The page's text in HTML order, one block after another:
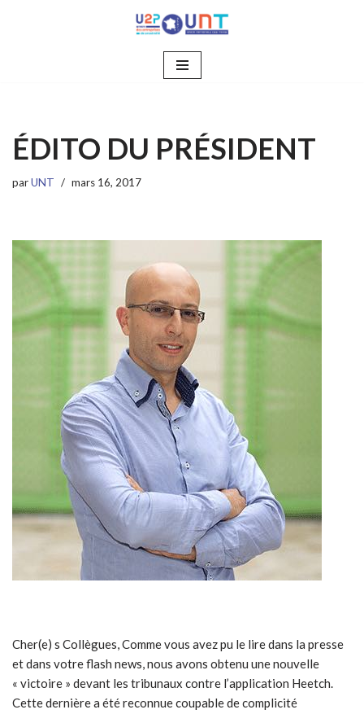
ÉDITO DU PRÉSIDENT
parUNT mars 16, 2017
Cher(e) s Collègues, Comme vous avez pu le lire dans la presse
et dans votre flash news, nous avons obtenu une nouvelle
« victoire » devant les tribunaux contre l’application Heetch.
Cette dernière a été reconnue coupable de complicité